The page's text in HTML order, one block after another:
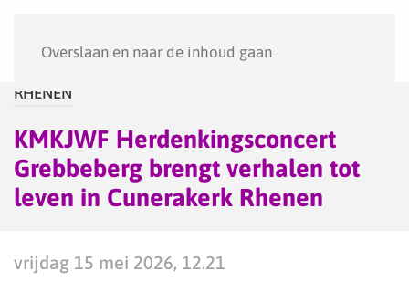
Overslaan en naar de inhoud gaan
RHENEN
KMKJWF Herdenkingsconcert
Grebbeberg brengt verhalen tot
leven in Cunerakerk Rhenen
vrijdag 15 mei 2026, 12.21